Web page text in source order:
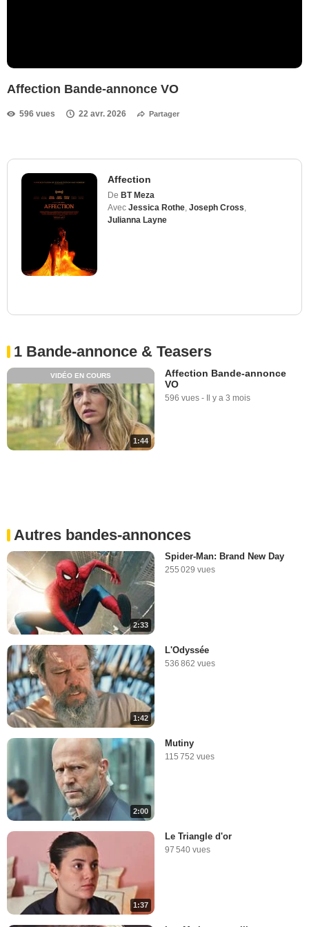
Affection Bande-annonce VO
596 vues 22 avr. 2026 Partager
Affection
De BT Meza
Avec Jessica Rothe Joseph Cross
Julianna Layne
1 Bande-annonce & Teasers
1:44
VIDÉO EN COURS
Affection Bande-annonce
VO
596 vues - Il y a 3 mois
Autres bandes-annonces
2:33
Spider-Man: Brand New Day
255 029 vues
1:42
L'Odyssée
536 862 vues
2:00
Mutiny
115 752 vues
1:37
Le Triangle d'or
97 540 vues